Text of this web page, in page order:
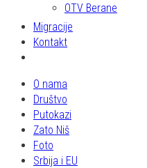
OTV Berane
Migracije
Kontakt
O nama
Društvo
Putokazi
Zato Niš
Foto
Srbija i EU